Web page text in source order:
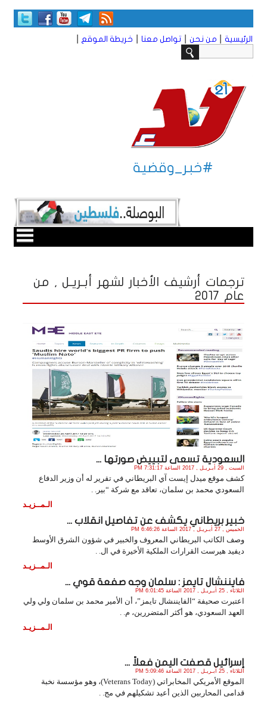
الرئيسية من نحن تواصل معنا خريطة الموقع
#خبر_وقضية
ترجمات أرشيف الأخبار لشهر أبـريـل , من
عام 2017
السعودية تسعى لتبييض صورتها ...
السبت , 29 أبـريـل , 2017 الساعة 7:31:17 PM
كشف موقع ميدل إيست آي البريطاني في تقرير له أن وزير الدفاع
السعودي محمد بن سلمان، تعاقد مع شركة “بير. .
الـمــزيـد
خبير بريطاني يكشف عن تفاصيل انقلاب ...
الخميس , 27 أبـريـل , 2017 الساعة 6:46:26 PM
وصف الكاتب البريطاني المعروف والخبير في شؤون الشرق الأوسط
ديفيد هيرست القرارات الملكية الأخيرة في ال. .
الـمــزيـد
فايننشال تايمز : سلمان وجه صفعة قوي ...
الثلاثاء , 25 أبـريـل , 2017 الساعة 6:01:45 PM
اعتبرت صحيفة “الفايننشال تايمز”، أن الأمير محمد بن سلمان ولي ولي
العهد السعودي، هو أكثر المتضررين، م. .
الـمــزيـد
إسرائيل قصفت اليمن فعلاً ...
الثلاثاء , 25 أبـريـل , 2017 الساعة 5:09:46 PM
الموقع الأمريكي المخابراتي (Veterans Today)، وهو مؤسسة نخبة
قدامى المحاربين الذين أعيد تشكيلهم في مج. .